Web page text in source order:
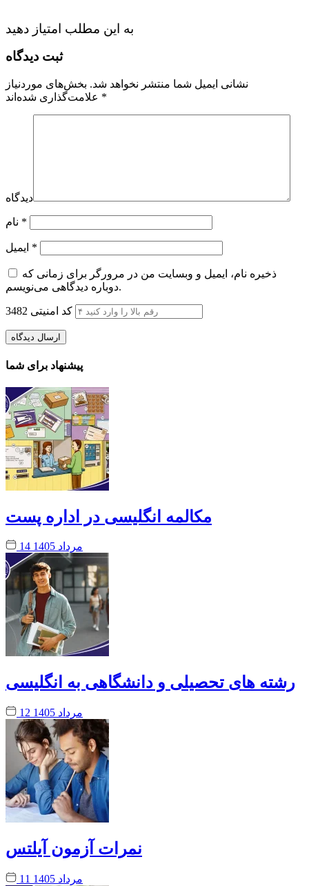
به این مطلب امتیاز دهید
ثبت دیدگاه
نشانی ایمیل شما منتشر نخواهد شد. بخش‌های موردنیاز
*
دیدگاه
*
*
ذخیره نام، ایمیل و وبسایت من در مرورگر برای زمانی که
دوباره دیدگاهی می‌نویسم.
کد امنیتی 3482
پیشنهاد برای شما
مکالمه انگلیسی در اداره پست
14 مرداد 1405
رشته های تحصیلی و دانشگاهی به انگلیسی
12 مرداد 1405
نمرات آزمون آیلتس
11 مرداد 1405